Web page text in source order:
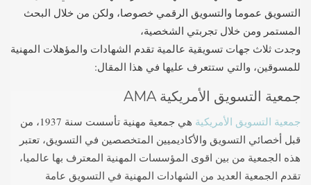
التسويق عموما والتسويق الرقمي خصوصا، ولكن من خلال البحث
المستمر ومن خلال تجربتي الشخصية،
وجدت ثلاث جهات تسويقية عالمية تقدم الشهادات والمؤهلات المهنية
للمسوقين، والتي ستتعرف عليها في هذا المقال:
جمعية التسويق الأمريكية AMA
جمعية التسويق الأمريكية
هي جمعية مهنية تأسست سنة 1937، من
قبل أخصائي التسويق والأكاديميين المتخصصين في التسويق، تعتبر
هذه الجمعية من بين اقوى المؤسسات المهنية المعترف بها عالميا،
تقدم الجمعية العديد من الشهادات المهنية في التسويق عامة